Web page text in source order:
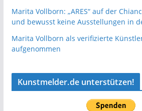
Marita Vollborn: „ARES“ auf der
und bewusst keine Ausstellungen in
Marita Vollborn als verifizierte
aufgenommen
Kunstmelder.de unterstützen!